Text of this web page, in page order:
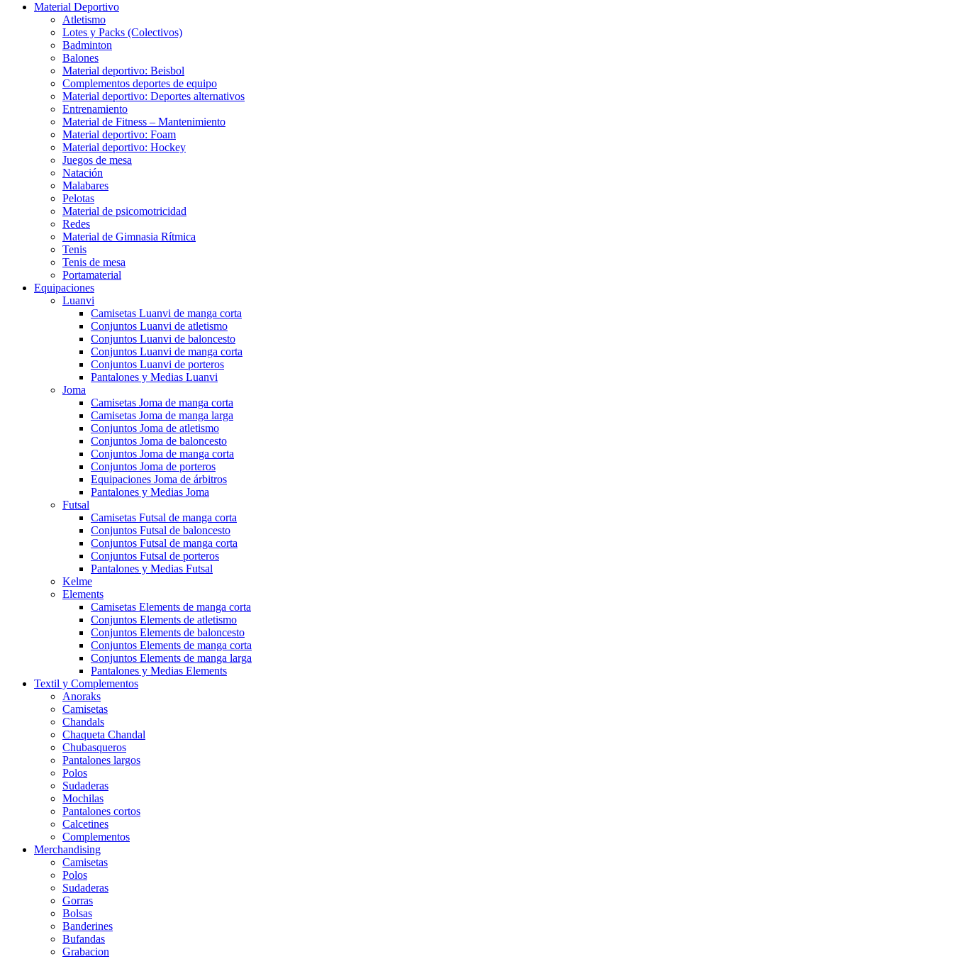
Material Deportivo
Atletismo
Lotes y Packs (Colectivos)
Badminton
Balones
Material deportivo: Beisbol
Complementos deportes de equipo
Material deportivo: Deportes alternativos
Entrenamiento
Material de Fitness – Mantenimiento
Material deportivo: Foam
Material deportivo: Hockey
Juegos de mesa
Natación
Malabares
Pelotas
Material de psicomotricidad
Redes
Material de Gimnasia Rítmica
Tenis
Tenis de mesa
Portamaterial
Equipaciones
Luanvi
Camisetas Luanvi de manga corta
Conjuntos Luanvi de atletismo
Conjuntos Luanvi de baloncesto
Conjuntos Luanvi de manga corta
Conjuntos Luanvi de porteros
Pantalones y Medias Luanvi
Joma
Camisetas Joma de manga corta
Camisetas Joma de manga larga
Conjuntos Joma de atletismo
Conjuntos Joma de baloncesto
Conjuntos Joma de manga corta
Conjuntos Joma de porteros
Equipaciones Joma de árbitros
Pantalones y Medias Joma
Futsal
Camisetas Futsal de manga corta
Conjuntos Futsal de baloncesto
Conjuntos Futsal de manga corta
Conjuntos Futsal de porteros
Pantalones y Medias Futsal
Kelme
Elements
Camisetas Elements de manga corta
Conjuntos Elements de atletismo
Conjuntos Elements de baloncesto
Conjuntos Elements de manga corta
Conjuntos Elements de manga larga
Pantalones y Medias Elements
Textil y Complementos
Anoraks
Camisetas
Chandals
Chaqueta Chandal
Chubasqueros
Pantalones largos
Polos
Sudaderas
Mochilas
Pantalones cortos
Calcetines
Complementos
Merchandising
Camisetas
Polos
Sudaderas
Gorras
Bolsas
Banderines
Bufandas
Grabacion